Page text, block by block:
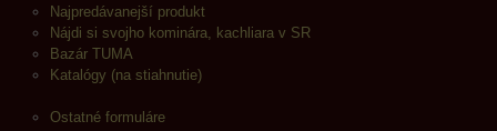
Najpredávanejší produkt
Nájdi si svojho kominára, kachliara v SR
Bazár TUMA
Katalógy (na stiahnutie)
Ostatné formuláre